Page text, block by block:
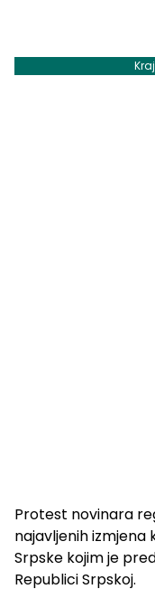
Protest novinara
najavljenih izmjena
Srpske kojim je
Republici Srpskoj.